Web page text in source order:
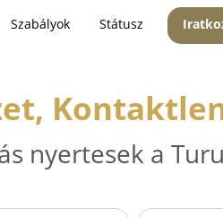
Szabályok Státusz
nyertesek a